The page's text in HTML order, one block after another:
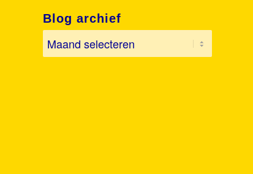
Blog archief